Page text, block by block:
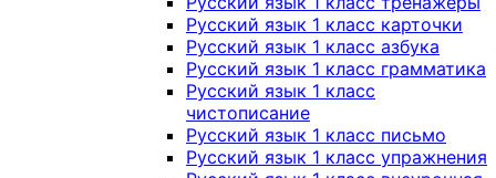
Русский язык 1 класс карточки
Русский язык 1 класс азбука
Русский язык 1 класс грамматика
Русский язык 1 класс
чистописание
Русский язык 1 класс письмо
Русский язык 1 класс упражнения